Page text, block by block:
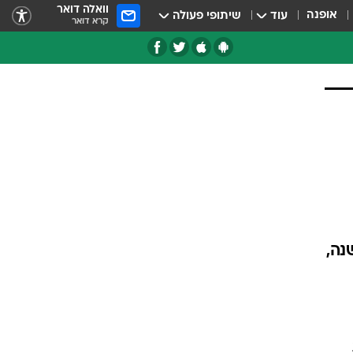
אופנה עוד שיתופי פעולה וואלה דואר
קרא דואר